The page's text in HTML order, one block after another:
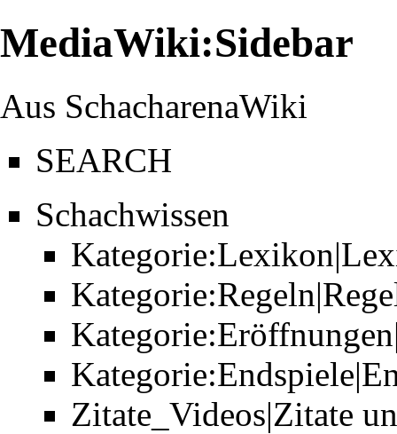
MediaWiki:Sidebar
Aus SchacharenaWiki
SEARCH
Schachwissen
Zitate_Videos|Zitate